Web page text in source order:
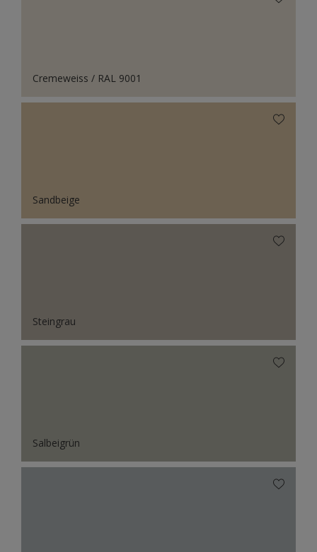
Cremeweiss / RAL 9001
Sandbeige
Steingrau
Salbeigrün